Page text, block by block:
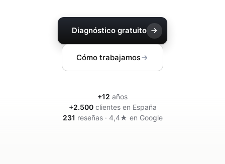
Integración IA
IA integrada en tus sistemas y productos
Resuelve consultas y tickets con IA
Diagnóstico gratuito
Cómo trabajamos
+12 años
+2.500clientes en España
231 reseñas · 4,4★ en Google